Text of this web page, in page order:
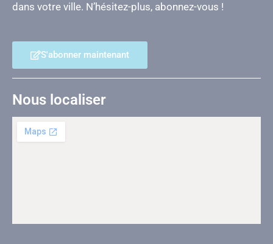
dans votre ville. N’hésitez-plus, abonnez-vous !
S'abonner maintenant
Nous localiser